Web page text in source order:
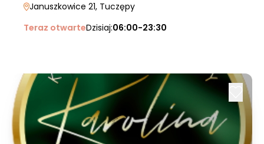
Januszkowice 21, Tuczępy
Teraz otwarteDzisiaj:06:00-23:30